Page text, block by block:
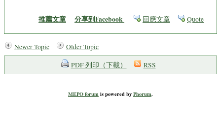
推薦文章 分享到Facebook 回應文章 Quote
Newer Topic Older Topic
PDF 列印（下載） RSS
MEPO forumis powered byPhorum.